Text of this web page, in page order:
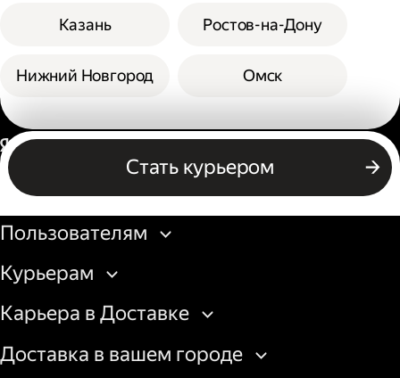
Казань
Нижний Новгород
Ростов-на-Дону
Омск
Стать курьером
Россия
Бизнесу
Пользователям
Курьерам
Карьера в Доставке
Доставка в вашем городе